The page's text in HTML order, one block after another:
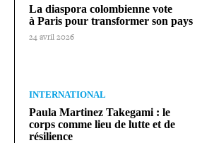
La diaspora colom­bienne vote
à Paris pour trans­for­mer son pays
24 avril 2026
INTERNATIONAL
Paula Martinez Takegami : le
corps comme lieu de lutte et de
résilience